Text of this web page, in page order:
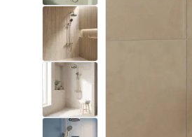
Waschbecken
Wannen und
Badewannenaufsätze
Badarmaturen